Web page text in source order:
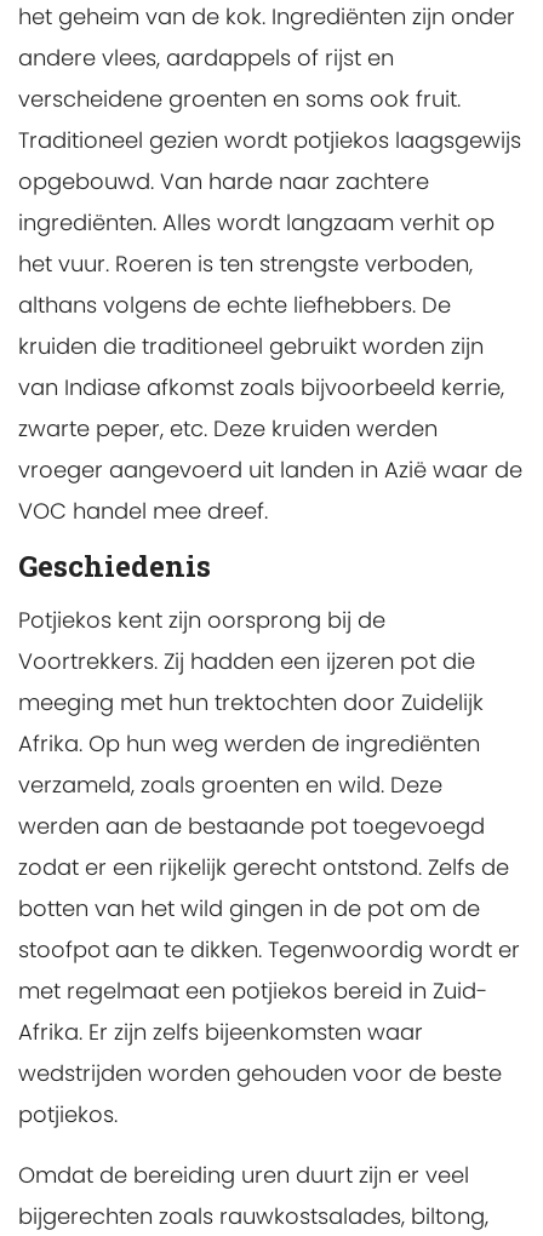
het geheim van de kok. Ingrediënten zijn onder
andere vlees, aardappels of rijst en
verscheidene groenten en soms ook fruit.
Traditioneel gezien wordt potjiekos laagsgewijs
opgebouwd. Van harde naar zachtere
ingrediënten. Alles wordt langzaam verhit op
het vuur. Roeren is ten strengste verboden,
althans volgens de echte liefhebbers. De
kruiden die traditioneel gebruikt worden zijn
van Indiase afkomst zoals bijvoorbeeld kerrie,
zwarte peper, etc. Deze kruiden werden
vroeger aangevoerd uit landen in Azië waar de
VOC handel mee dreef.
Geschiedenis
Potjiekos kent zijn oorsprong bij de
Voortrekkers. Zij hadden een ijzeren pot die
meeging met hun trektochten door Zuidelijk
Afrika. Op hun weg werden de ingrediënten
verzameld, zoals groenten en wild. Deze
werden aan de bestaande pot toegevoegd
zodat er een rijkelijk gerecht ontstond. Zelfs de
botten van het wild gingen in de pot om de
stoofpot aan te dikken. Tegenwoordig wordt er
met regelmaat een potjiekos bereid in Zuid-
Afrika. Er zijn zelfs bijeenkomsten waar
wedstrijden worden gehouden voor de beste
potjiekos.
Omdat de bereiding uren duurt zijn er veel
bijgerechten zoals rauwkostsalades, biltong,